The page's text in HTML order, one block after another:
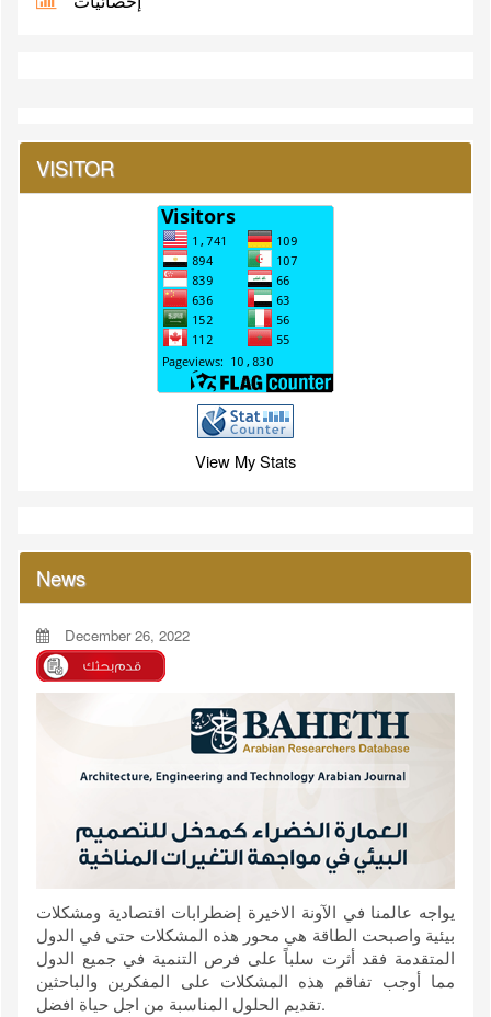
VISITOR
View My Stats
News
December 26, 2022
يواجه عالمنا في الآونة الاخيرة إضطرابات اقتصادية ومشكلات
بيئية واصبحت الطاقة هي محور هذه المشكلات حتى في الدول
المتقدمة فقد أثرت سلباً على فرص التنمية في جميع الدول
مما أوجب تفاقم هذه المشكلات على المفكرين والباحثين
تقديم الحلول المناسبة من اجل حياة افضل.